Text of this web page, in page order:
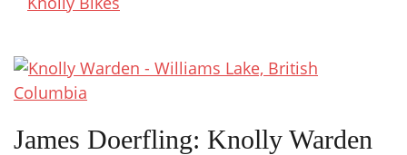
James Doerfling: Knolly Warden